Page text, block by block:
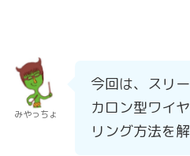
みやっちょ
今回は、スリ
カロン型ワイ
リング方法を